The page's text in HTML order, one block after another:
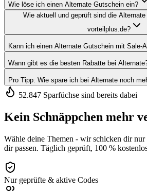
Wie löse ich einen Alternate Gutschein ein?
Wie aktuell und geprüft sind die
vorteilplus.de?
Kann ich einen Alternate Gutschein mit Sale-
Wann gibt es die besten Rabatte bei
Pro Tipp: Wie spare ich bei Alternate noch
52.847 Sparfüchse sind bereits dabei
Kein Schnäppchen mehr
Wähle deine Themen - wir schicken dir
dir passen. Täglich geprüft, 100 %
Nur geprüfte & aktive Codes